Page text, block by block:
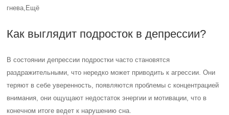
гнева,Ещё
Как выглядит подросток в депрессии?
В состоянии депрессии подростки часто становятся
раздражительными, что нередко может приводить к агрессии. Они
теряют в себе уверенность, появляются проблемы с концентрацией
внимания, они ощущают недостаток энергии и мотивации, что в
конечном итоге ведет к нарушению сна.